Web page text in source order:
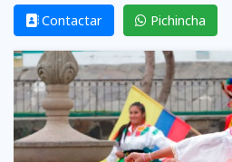
Contactar Pichincha